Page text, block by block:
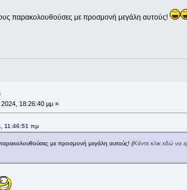
παρακολουθούσες με προσμονή μεγάλη αυτούς!
2024, 18:26:40 μμ »
11:46:51 πμ
με προσμονή μεγάλη αυτούς! (Κάντε κλικ εδώ να